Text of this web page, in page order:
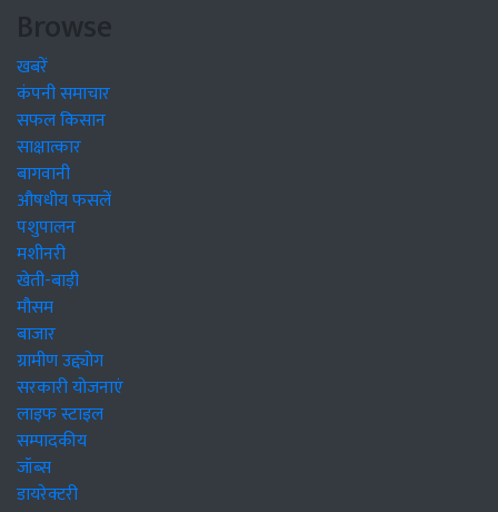
Browse
खबरें
कंपनी समाचार
सफल किसान
साक्षात्कार
बागवानी
औषधीय फसलें
पशुपालन
मशीनरी
खेती-बाड़ी
मौसम
बाजार
ग्रामीण उद्द्योग
सरकारी योजनाएं
लाइफ स्टाइल
सम्पादकीय
जॉब्स
डायरेक्टरी